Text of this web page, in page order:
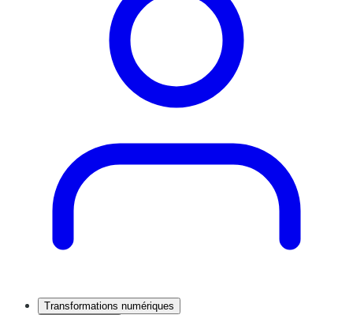
Transformations numériques